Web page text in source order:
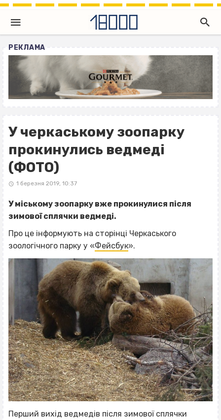
РЕКЛАМА
У черкаському зоопарку
прокинулись ведмеді
(ФОТО)
1 березня 2019, 10:37
У міському зоопарку вже прокинулися після
зимової сплячки ведмеді.
Про це інформують на сторінці Черкаського
зоологічного парку у «Фейсбук».
Перший вихід ведмедів після зимової сплячки